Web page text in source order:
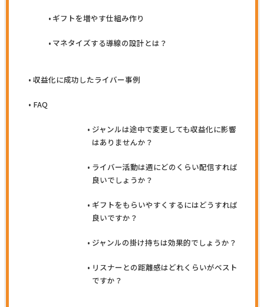
ギフトを増やす仕組み作り
マネタイズする導線の設計とは？
収益化に成功したライバー事例
FAQ
ジャンルは途中で変更しても収益化に影響
はありませんか？
ライバー活動は週にどのくらい配信すれば
良いでしょうか？
ギフトをもらいやすくするにはどうすれば
良いですか？
ジャンルの掛け持ちは効果的でしょうか？
リスナーとの距離感はどれくらいがベスト
ですか？